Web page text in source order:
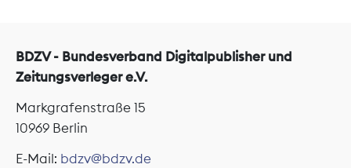
BDZV - Bundesverband Digitalpublisher und
Zeitungsverleger e.V.
Markgrafenstraße 15
10969 Berlin
E-Mail: bdzv@bdzv.de